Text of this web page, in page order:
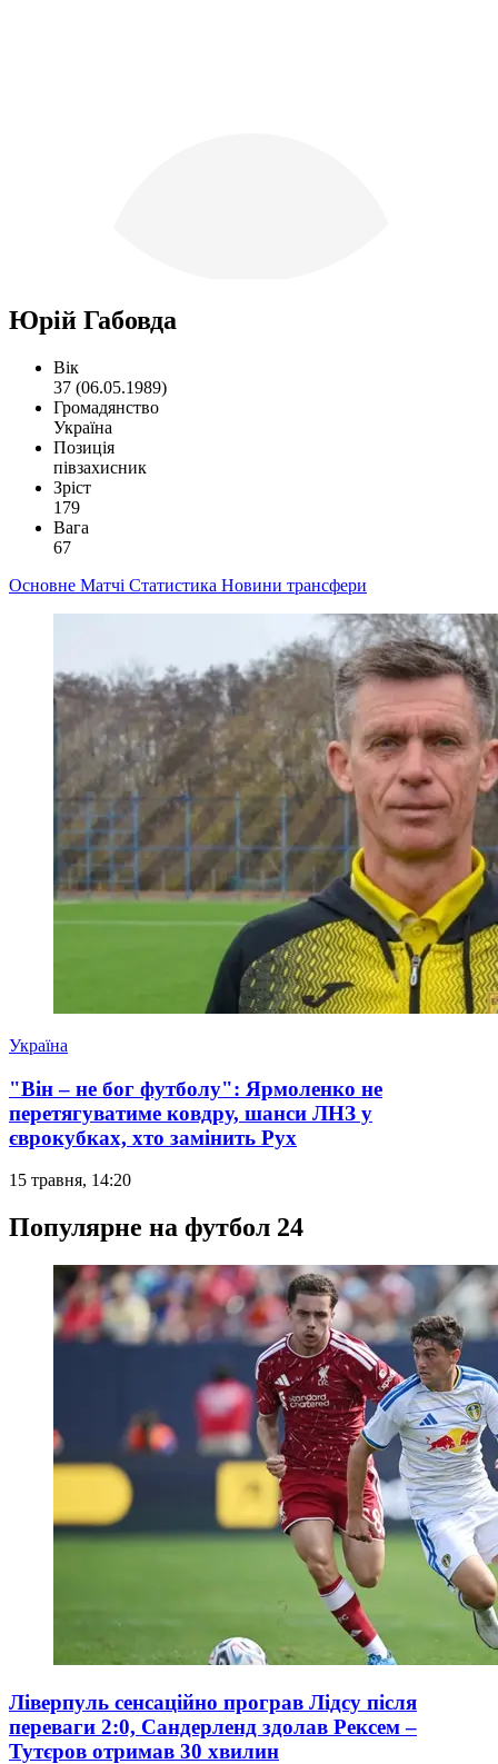
Юрій Габовда
Вік
37 (06.05.1989)
Громадянство
Україна
Позиція
півзахисник
Зріст
179
Вага
67
Основне Матчі Статистика Новини трансфери
Україна
"Він – не бог футболу": Ярмоленко не
перетягуватиме ковдру, шанси ЛНЗ у
єврокубках, хто замінить Рух
15 травня, 14:20
Популярне на футбол 24
Ліверпуль сенсаційно програв Лідсу після
переваги 2:0, Сандерленд здолав Рексем –
Тутєров отримав 30 хвилин